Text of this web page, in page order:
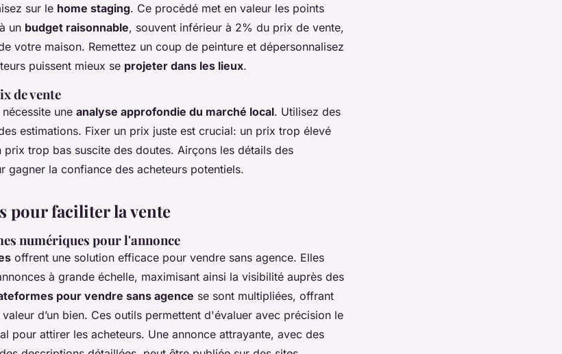
sur le home staging. Ce procédé met en valeur les points
un budget raisonnable, souvent inférieur à 2% du prix de vente,
votre maison. Remettez un coup de peinture et dépersonnalisez
puissent mieux se projeter dans les lieux.
de vente
une analyse approfondie du marché local. Utilisez des
estimations. Fixer un prix juste est crucial: un prix trop élevé
prix trop bas suscite des doutes. Airçons les détails des
gagner la confiance des acheteurs potentiels.
pour faciliter la vente
numériques pour l'annonce
offrent une solution efficace pour vendre sans agence. Elles
à grande échelle, maximisant ainsi la visibilité auprès des
pour vendre sans agence se sont multipliées, offrant
d’un bien. Ces outils permettent d'évaluer avec précision le
pour attirer les acheteurs. Une annonce attrayante, avec des